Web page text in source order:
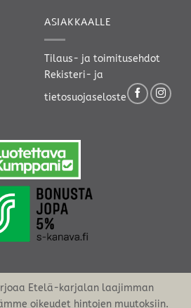
ASIAKKAALLE
Tilaus- ja toimitusehdot
Rekisteri- ja
tietosuojaseloste
Etelä-karjalan laajimman
oikeudet hintojen muutoksiin.